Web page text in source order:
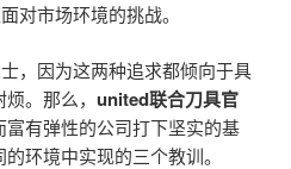
对市场环境的挑战。
，因为这两种追求都倾向于具
。那么， united联合刀具官
有弹性的公司打下坚实的基
环境中实现的三个教训。